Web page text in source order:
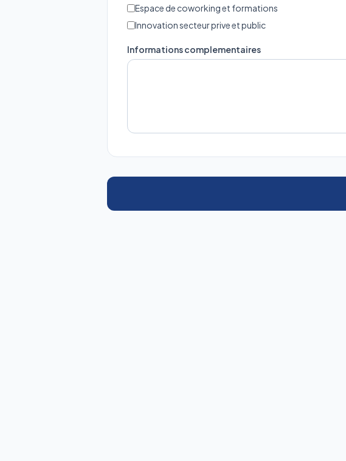
Espace de coworking et formations
Innovation secteur prive et public
Informations complementaires